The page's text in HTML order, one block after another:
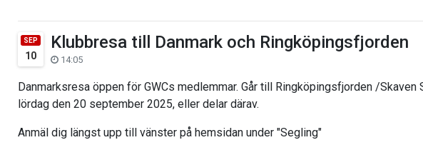
SEP
10
Klubbresa till Danmark och Ringköpingsfjorden
14:05
Danmarksresa öppen för GWCs medlemmar. Går till Ringköpingsfjorden /
lördag den 20 september 2025, eller delar därav.
Anmäl dig längst upp till vänster på hemsidan under "Segling"